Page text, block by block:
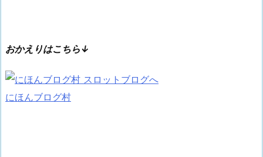
おかえりはこちら↓
にほんブログ村